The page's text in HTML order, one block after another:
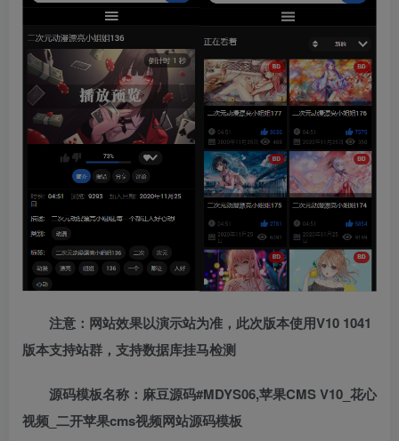
注意：网站效果以演示站为准，此次版本使用V10 1041
版本支持站群，支持数据库挂马检测
源码模板名称：麻豆源码#MDYS06,苹果CMS V10_花心
视频_二开苹果cms视频网站源码模板